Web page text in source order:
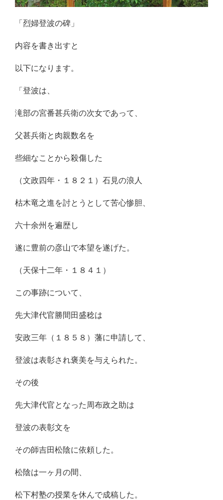
「烈婦登波の碑」
内容を書き出すと
以下になります。
「登波は、
滝部の宮番甚兵衛の次女であって、
父甚兵衛と肉親数名を
些細なことから殺傷した
（文政四年・１８２１）石見の浪人
枯木竜之進を討とうとして苦心惨胆、
六十余州を遍歴し
遂に豊前の彦山で本望を遂げた。
（天保十二年・１８４１）
この事跡について、
先大津代官勝間田盛稔は
安政三年（１８５８）藩に申請して、
登波は表彰され褒美を与えられた。
その後
先大津代官となった周布政之助は
登波の表彰文を
その師吉田松陰に依頼した。
松陰は一ヶ月の間、
松下村塾の授業を休んで成稿した。